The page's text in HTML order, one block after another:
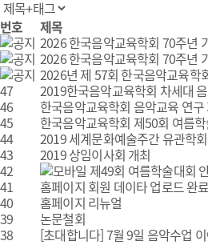
번호
제목
2026 한국음악교육학회 70주년
2026 한국음악교육학회 70주년
2026년 제 57회 한국음악교육학
47
2019한국음악교육학회 차세대
46
한국음악교육학회 음악교육 연
45
한국음악교육학회 제50회 여름
44
2019 세계문화예술주간 유관학
43
2019 상임이사회 개최
42
제49회 여름학술대회
41
홈페이지 회원 데이타 업로드 완료
40
홈페이지 리뉴얼
39
논문철회
38
[초대합니다] 7월 9일 음악수업